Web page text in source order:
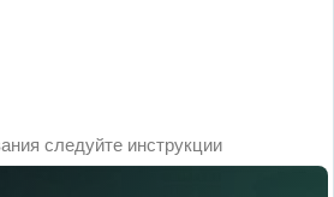
следуйте инструкции